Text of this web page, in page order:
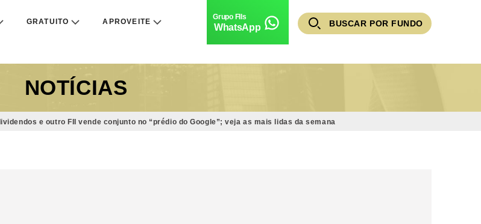
GRATUITO APROVEITE
WhatsApp BUSCAR POR FUNDO
NOTÍCIAS
e outro FII vende conjunto no “prédio do Google”; veja as mais lidas da semana